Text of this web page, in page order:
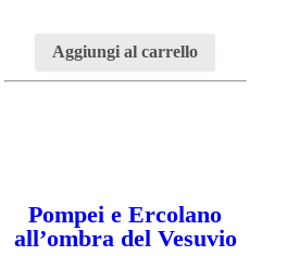
Aggiungi al carrello
Pompei e Ercolano
all’ombra del Vesuvio